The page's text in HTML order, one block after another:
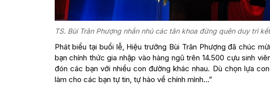
TS. Bùi Trân Phượng nhắn nhủ các tân khoa đừng quên duy trì
Phát biểu tại buổi lễ, Hiệu trưởng Bùi Trân Phượng đã chúc
bạn chính thức gia nhập vào hàng ngũ trên 14.500 cựu sinh
đón các bạn với nhiều con đường khác nhau. Dù chọn lựa
làm cho các bạn tự tin, tự hào về chính mình…”